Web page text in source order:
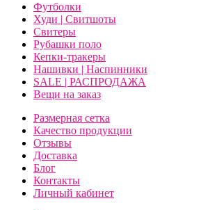
Футболки
Худи | Свитшоты
Свитеры
Рубашки поло
Кепки-тракеры
Нашивки | Наспинники
SALE | РАСПРОДАЖА
Вещи на заказ
Размерная сетка
Качество продукции
Отзывы
Доставка
Блог
Контакты
Личный кабинет